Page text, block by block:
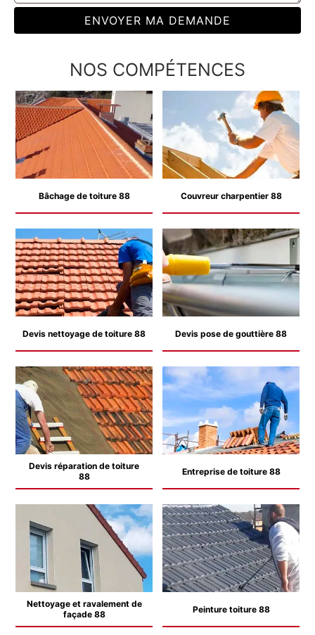
NOS COMPÉTENCES
Bâchage de toiture 88 Couvreur charpentier 88
Devis nettoyage de toiture 88 Devis pose de gouttière 88
Devis réparation de toiture
88
Entreprise de toiture 88
Nettoyage et ravalement de
façade 88
Peinture toiture 88